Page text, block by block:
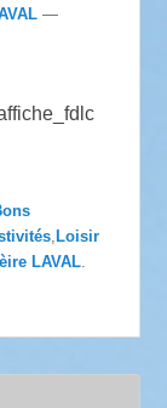
—
Loisir
LAVAL